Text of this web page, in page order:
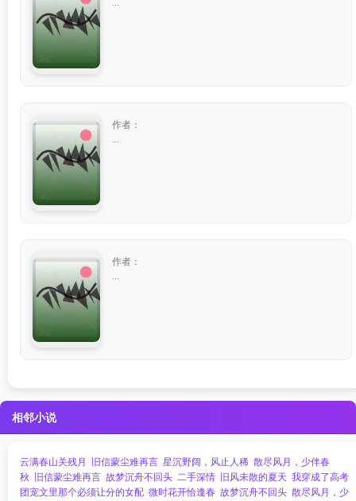
作者：
作者：
相邻小说
云满春山关残月 旧信蒙尘难再言 星沉野阔，风止人稀 散尽风月，少伴春
秋
旧信蒙尘难再言 故梦沉舟不回头 二手深情 旧风未散的夏天 我穿成了高考
团宠文里那个必须让分的女配 微时花开恰逢春 故梦沉舟不回头 散尽风月，少